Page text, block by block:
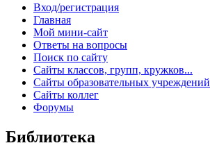
Вход/регистрация
Главная
Мой мини-сайт
Ответы на вопросы
Поиск по сайту
Сайты классов, групп, кружков...
Сайты образовательных учреждений
Сайты коллег
Форумы
Библиотека